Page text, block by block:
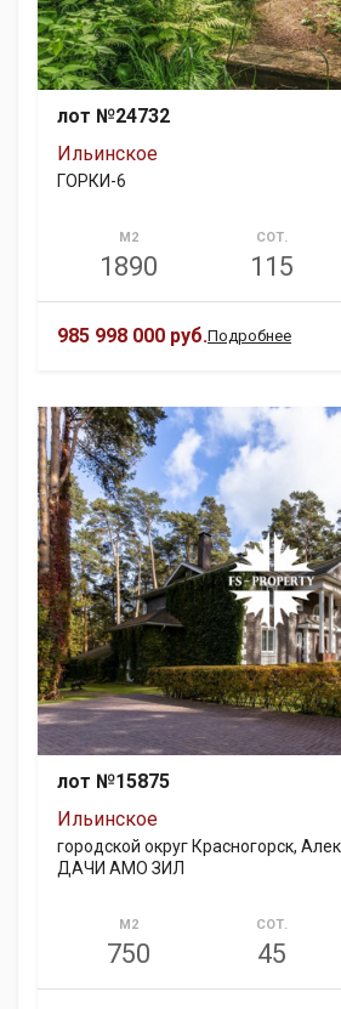
лот №24732
Ильинское
ГОРКИ-6
М2
1890
СОТ.
115
985 998 000 руб.Подробнее
лот №15875
Ильинское
городской округ Красногорск,
ДАЧИ АМО ЗИЛ
М2
750
СОТ.
45